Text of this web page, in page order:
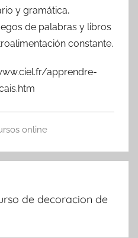
y gramática,
de palabras y libros
constante.
apprendre-
online
de decoracion de